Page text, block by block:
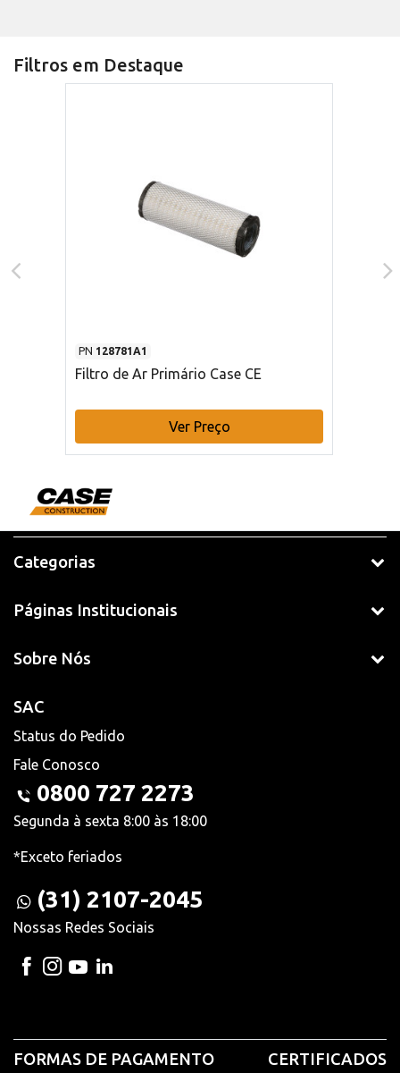
Filtros em Destaque
PN 128781A1
Filtro de Ar Primário Case CE
Ver Preço
Categorias
Páginas Institucionais
Sobre Nós
SAC
Status do Pedido
Fale Conosco
0800 727 2273
Segunda à sexta 8:00 às 18:00
*Exceto feriados
(31) 2107-2045
Nossas Redes Sociais
FORMAS DE PAGAMENTO CERTIFICADOS